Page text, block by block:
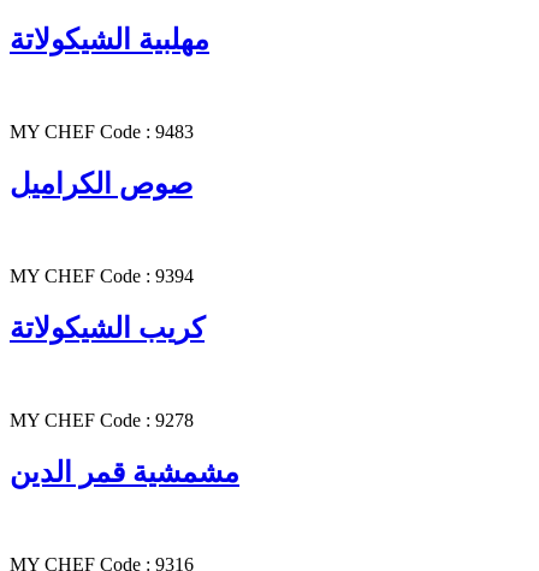
مهلبية الشيكولاتة
MY CHEF Code : 9483
صوص الكراميل
MY CHEF Code : 9394
كريب الشيكولاتة
MY CHEF Code : 9278
مشمشية قمر الدين
MY CHEF Code : 9316